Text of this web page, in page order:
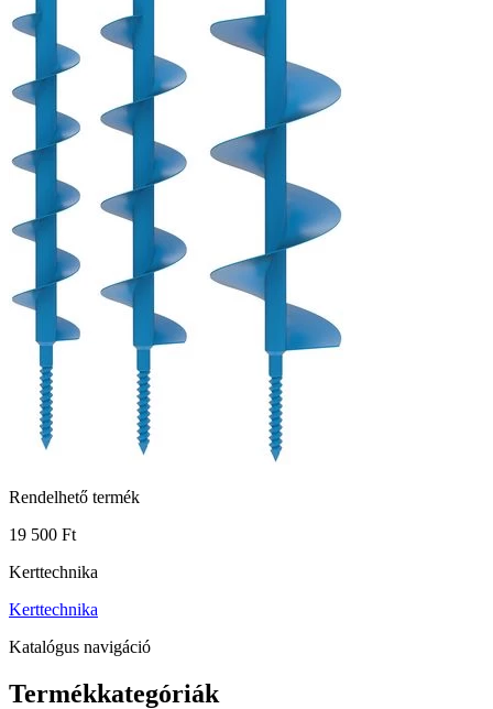
Rendelhető termék
19 500 Ft
Kerttechnika
Kerttechnika
Katalógus navigáció
Termékkategóriák